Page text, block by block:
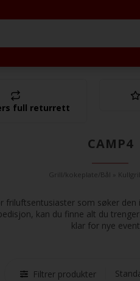
I
full returrett
CAMP4
Grill/kokeplate/Bål
som søker
kan du finne alt du
klar for nye
Filtrer produkter